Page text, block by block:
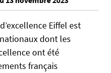
Eiffel est
dont les
ont été
français